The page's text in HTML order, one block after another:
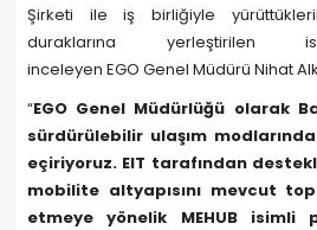
Şirketi ile iş birliğiyle
duraklarına yerleştirilen
inceleyen EGO Genel Müdürü Nihat
“EGO Genel Müdürlüğü olarak
sürdürülebilir ulaşım
eçiriyoruz. EIT tarafından
mobilite altyapısını mevcut
etmeye yönelik MEHUB isimli